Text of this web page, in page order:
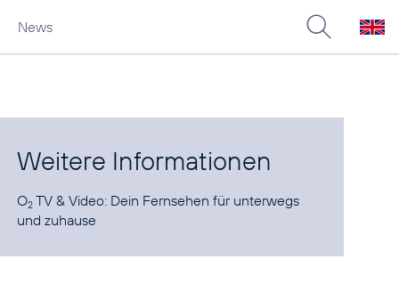
News
Weitere Informationen
O2 TV & Video: Dein Fernsehen für unterwegs
und zuhause